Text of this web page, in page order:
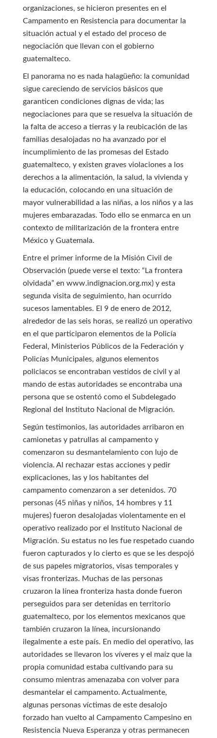
organizaciones, se hicieron presentes en el
Campamento en Resistencia para documentar la
situación actual y el estado del proceso de
negociación que llevan con el gobierno
guatemalteco.
El panorama no es nada halagüeño: la comunidad
sigue careciendo de servicios básicos que
garanticen condiciones dignas de vida; las
negociaciones para que se resuelva la situación de
la falta de acceso a tierras y la reubicación de las
familias desalojadas no ha avanzado por el
incumplimiento de las promesas del Estado
guatemalteco, y existen graves violaciones a los
derechos a la alimentación, la salud, la vivienda y
la educación, colocando en una situación de
mayor vulnerabilidad a las niñas, a los niños y a las
mujeres embarazadas. Todo ello se enmarca en un
contexto de militarización de la frontera entre
México y Guatemala.
Entre el primer informe de la Misión Civil de
Observación (puede verse el texto: “La frontera
olvidada” en www.indignacion.org.mx) y esta
segunda visita de seguimiento, han ocurrido
sucesos lamentables. El 9 de enero de 2012,
alrededor de las seis horas, se realizó un operativo
en el que participaron elementos de la Policía
Federal, Ministerios Públicos de la Federación y
Policías Municipales, algunos elementos
policiacos se encontraban vestidos de civil y al
mando de estas autoridades se encontraba una
persona que se ostentó como el Subdelegado
Regional del Instituto Nacional de Migración.
Según testimonios, las autoridades arribaron en
camionetas y patrullas al campamento y
comenzaron su desmantelamiento con lujo de
violencia. Al rechazar estas acciones y pedir
explicaciones, las y los habitantes del
campamento comenzaron a ser detenidos. 70
personas (45 niñas y niños, 14 hombres y 11
mujeres) fueron desalojadas violentamente en el
operativo realizado por el Instituto Nacional de
Migración. Su estatus no les fue respetado cuando
fueron capturados y lo cierto es que se les despojó
de sus papeles migratorios, visas temporales y
visas fronterizas. Muchas de las personas
cruzaron la línea fronteriza hasta donde fueron
perseguidos para ser detenidas en territorio
guatemalteco, por los elementos mexicanos que
también cruzaron la línea, incursionando
ilegalmente a este país. En medio del operativo, las
autoridades se llevaron los víveres y el maíz que la
propia comunidad estaba cultivando para su
consumo mientras amenazaba con volver para
desmantelar el campamento. Actualmente,
algunas personas víctimas de este desalojo
forzado han vuelto al Campamento Campesino en
Resistencia Nueva Esperanza y otras permanecen